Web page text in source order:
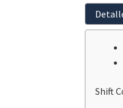
Shift